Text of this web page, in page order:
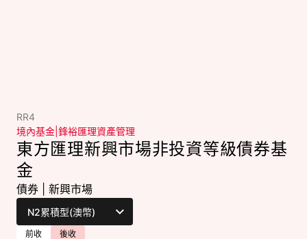
RR4
境內基金 鋒裕匯理資產管理
東方匯理新興市場非投資等級債券基
金
債券 新興市場
前收
後收